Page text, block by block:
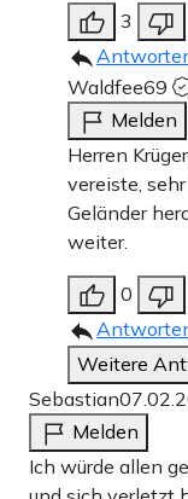
3
Waldfee69
Melden
Herren
vereiste,
Geländer
weiter.
0
Weitere
Sebastian
Melden
Ich würde allen